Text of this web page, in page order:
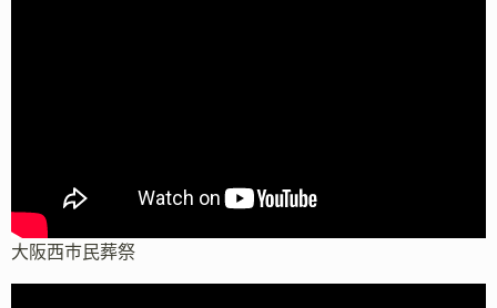
大阪西市民葬祭